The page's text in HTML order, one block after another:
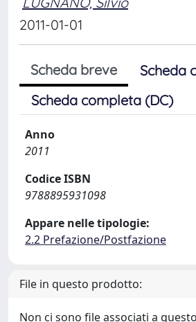
2011-01-01
Scheda breve
Scheda
Scheda completa (DC)
Anno
2011
Codice ISBN
9788895931098
Appare nelle tipologie:
2.2 Prefazione/Postfazione
File in questo prodotto:
Non ci sono file associati a